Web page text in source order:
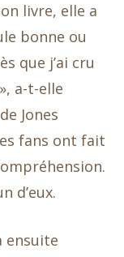
livre, elle a
bonne ou
que j’ai cru
a-t-elle
Jones
fans ont fait
d’eux.
ensuite